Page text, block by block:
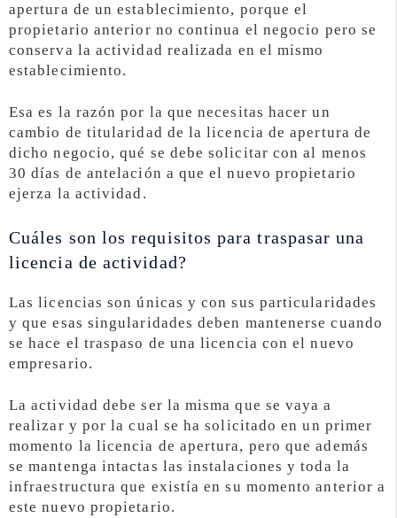
apertura de un establecimiento, porque el
propietario anterior no continua el negocio pero se
conserva la actividad realizada en el mismo
establecimiento.
Esa es la razón por la que necesitas hacer un
cambio de titularidad de la licencia de apertura de
dicho negocio, qué se debe solicitar con al menos
30 días de antelación a que el nuevo propietario
ejerza la actividad.
Cuáles son los requisitos para traspasar una
licencia de actividad?
Las licencias son únicas y con sus particularidades
y que esas singularidades deben mantenerse cuando
se hace el traspaso de una licencia con el nuevo
empresario.
La actividad debe ser la misma que se vaya a
realizar y por la cual se ha solicitado en un primer
momento la licencia de apertura, pero que además
se mantenga intactas las instalaciones y toda la
infraestructura que existía en su momento anterior a
este nuevo propietario.